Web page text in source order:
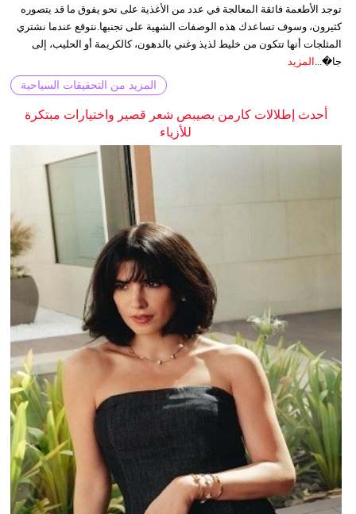
توجد الأطعمة فائقة المعالجة في عدد من الأغذية على نحو يفوق ما قد يتصوره
كثيرون، وسوف تساعدك هذه الوصفات الشهية على تجنبها.نتوقع عندما نشتري
المثلجات أنها تتكون من خليط لذيذ وغني بالدهون، كالكريمة أو الحليب، إلى
جا�...
المزيد
المزيد من التحقيقات السياحية
أحدث إطلالات كارمن بصيبص شعر قصير واختيارات مبتكرة
للأزياء